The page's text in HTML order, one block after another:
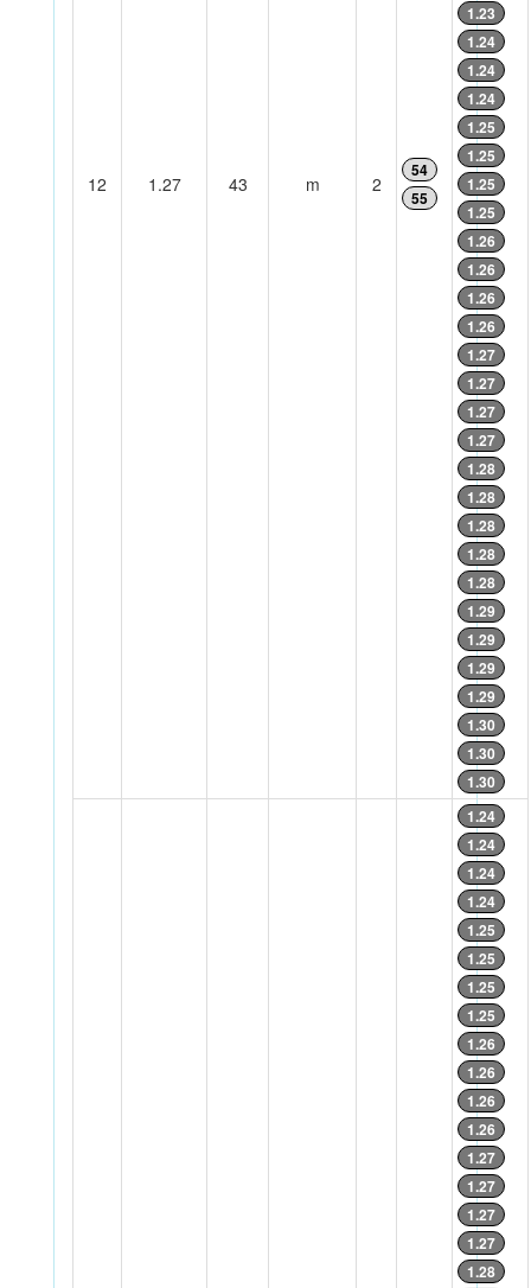
12 1.27 43 m 2
54
55
1.23
1.24
1.24
1.24
1.25
1.25
1.25
1.25
1.26
1.26
1.26
1.26
1.27
1.27
1.27
1.27
1.28
1.28
1.28
1.28
1.28
1.29
1.29
1.29
1.29
1.30
1.30
1.30
1.24
1.24
1.24
1.24
1.25
1.25
1.25
1.25
1.26
1.26
1.26
1.26
1.27
1.27
1.27
1.27
1.28